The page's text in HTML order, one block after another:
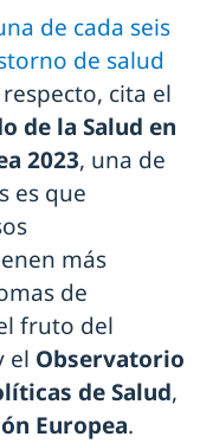
de cada seis
de salud
cita el
de la Salud en
2023, una de
es que
más
de
fruto del
el Observatorio
de Salud,
Europea.